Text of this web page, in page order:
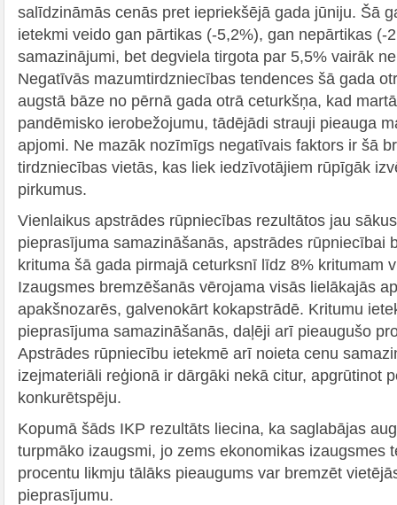
salīdzināmās cenās pret iepriekšējā gada jūniju. Šā
ietekmi veido gan pārtikas (‑5,2%), gan nepārtikas (-
samazinājumi, bet degviela tirgota par 5,5% vairāk
Negatīvās mazumtirdzniecības tendences šā gada
augstā bāze no pērnā gada otrā ceturkšņa, kad
pandēmisko ierobežojumu, tādējādi strauji pieauga
apjomi. Ne mazāk nozīmīgs negatīvais faktors ir šā
tirdzniecības vietās, kas liek iedzīvotājiem rūpīgāk
pirkumus.
Vienlaikus apstrādes rūpniecības rezultātos jau
pieprasījuma samazināšanās, apstrādes rūpniecībai
krituma šā gada pirmajā ceturksnī līdz 8% kritumam
Izaugsmes bremzēšanās vērojama visās lielākajās
apakšnozarēs, galvenokārt kokapstrādē. Kritumu
pieprasījuma samazināšanās, daļēji arī pieaugušo
Apstrādes rūpniecību ietekmē arī noieta cenu
izejmateriāli reģionā ir dārgāki nekā citur, apgrūtinot
konkurētspēju.
Kopumā šāds IKP rezultāts liecina, ka saglabājas
turpmāko izaugsmi, jo zems ekonomikas izaugsmes
procentu likmju tālāks pieaugums var bremzēt
pieprasījumu.